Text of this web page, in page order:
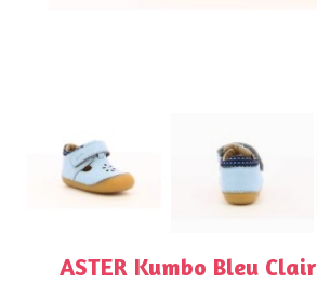
ASTER Kumbo Bleu Clair